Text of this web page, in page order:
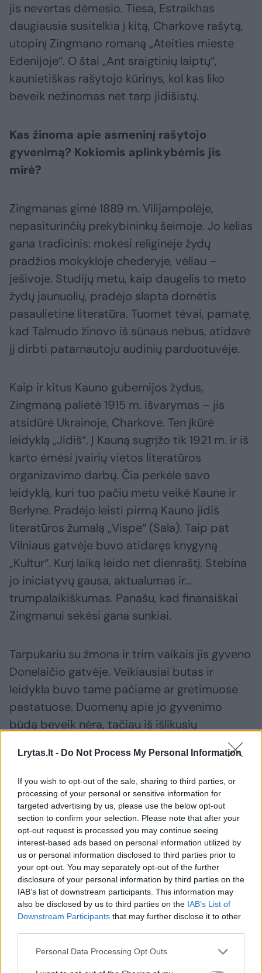
Lrytas.lt - Do Not Process My Personal Information
If you wish to opt-out of the sale, sharing to third parties, or
processing of your personal or sensitive information for
targeted advertising by us, please use the below opt-out
section to confirm your selection. Please note that after your
opt-out request is processed you may continue seeing
interest-based ads based on personal information utilized by
us or personal information disclosed to third parties prior to
your opt-out. You may separately opt-out of the further
disclosure of your personal information by third parties on the
IAB’s list of downstream participants. This information may
also be disclosed by us to third parties on the IAB’s List of
Downstream Participants that may further disclose it to other
Personal Data Processing Opt Outs
jis nevertas dėmesio. Tiesa, Estraikhas
daugiausia susitelkia į kitą, Charkove rašytą,
utopinį Zingmano romaną „Ateities mieste
Edenijoje“. O štai „Ant sraigtinių laiptų“,
kaunietiškas rašytojo kūrinys, kol kas liko
beveik nežinomas net tarp jidišistų.
Kas žinoma apie asmeninį rašytojo
gyvenimą? Kokiomis aplinkybėmis jis
mirė?
Zingmanas gimė 1889 m. Vilijampolėje,
nepasiturinčių prekybininkų šeimoje. Jo kelias
gana tradicinis: mokėsi religinėje žydų
pradžios mokykloje chederyje, vėliau –
ješivoje. Studijų metu, kaip daugelis to meto
žydų jaunuolių, pradėjo slapta domėtis
pasaulietine literatūra. Tuomet tėvai, pamatę,
kad Talmudo žinovo iš sūnaus nebus, atidavė
jį dirbti patarnautoju audinių parduotuvėje.
Kaip ir kitus Kauno gubernijos žydus,
Zingmaną palietė 1915 m. išvarymas – jis
atsidūrė Ukrainoje, Charkove. Ten įkūrė
leidyklą „Jidiš“. Į Kauną sugrįžo tik 1921 m. ir iš
karto ėmėsi įvairių vietos literatūros
organizavimo darbų. Čia perkėlė savo
leidyklą, kuri tuo pačiu metu veikė Kaune ir
Berlyne. Pradėjo leisti pirmą Kauno jidiš
literatūros žurnalą „Vispe“ (Sala). Taip pat
Vilniaus gatvėje buvo atidaręs knygyną
„Kultur“. Kurį laiką leido net dienraštį. Stebina
jo iniciatyvų gausa, aktualumas ir...
trumpalaikiškumas. Panašu, kad finansiškai
Zingmanui sekėsi gana sunkiai.
Tarpukariu su žmona ir trim vaikais jis gyveno
Donelaičio gatvėje. Veikiausiai butas ir
leidykla buvo tame pačiame ar gretimuose
pastatuose. Duomenų apie jo gyvenimo
būdą beveik nėra, tačiau iš išlikusių
nuotraukų matyti, kad sukosi bohemiškoje
žydų rašytojų ir menininkų aplinkoje. Labai
gali būti, kad, panašiai kaip ir Charkove, jo
namai buvo tapę jaunų literatų susitikimų
vieta. 1927 m. emigravo iš Lietuvos į Sovietų
Sąjungą. Tiksli priežastis nežinoma, bet
galima daryti prielaidą, kad tai susiję ir su
žydų kultūrinės autonomijos panaikinimu,
politinio klimato pasikeitimu. Šiuo laikotarpiu
emigravo nemažai Zingmano aplinkos
žmonių.
O mirties aplinkybės iš tiesų mįslingos.